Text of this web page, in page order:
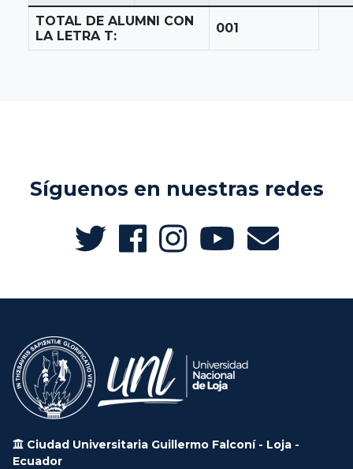
TOTAL DE ALUMNI CON
LA LETRA T:
001
Síguenos en nuestras redes
Ciudad Universitaria Guillermo Falconí - Loja -
Ecuador